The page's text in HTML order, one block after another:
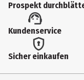
Prospekt
Kundenservice
Sicher einkaufen